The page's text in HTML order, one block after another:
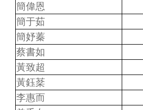
簡偉恩
簡于茹
簡妤蓁
蔡書如
黃致超
黃鈺棻
李惠而